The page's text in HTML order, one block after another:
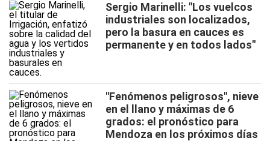
Sergio Marinelli: "Los vuelcos
industriales son localizados,
pero la basura en cauces es
permanente y en todos lados"
"Fenómenos peligrosos", nieve
en el llano y máximas de 6
grados: el pronóstico para
Mendoza en los próximos días